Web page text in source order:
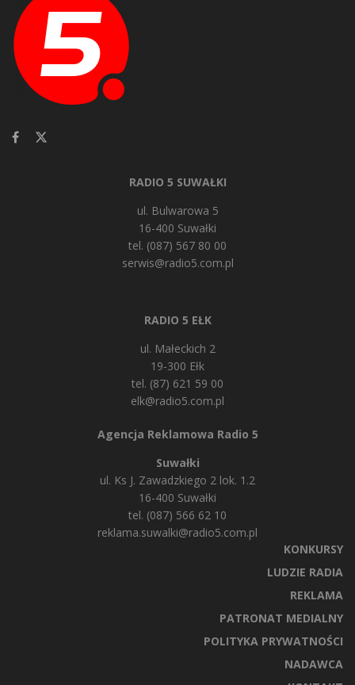
RADIO 5 SUWAŁKI
ul. Bulwarowa 5
16-400 Suwałki
tel. (087) 567 80 00
serwis@radio5.com.pl
RADIO 5 EŁK
ul. Małeckich 2
19-300 Ełk
tel. (87) 621 59 00
elk@radio5.com.pl
Agencja Reklamowa Radio 5
Suwałki
ul. Ks J. Zawadzkiego 2 lok. 1.2
16-400 Suwałki
tel. (087) 566 62 10
reklama.suwalki@radio5.com.pl
KONKURSY
LUDZIE RADIA
REKLAMA
PATRONAT MEDIALNY
POLITYKA PRYWATNOŚCI
NADAWCA